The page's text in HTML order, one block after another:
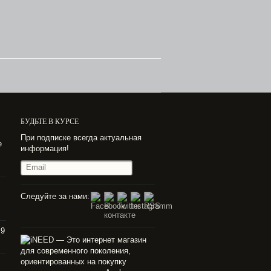
БУДЬТЕ В КУРСЕ
При подписке всегда актуальная
информация!
Следуйте за нами:
— Это интернет магазин
для современного поколения,
ориентированных на покупку